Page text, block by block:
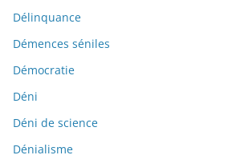
Délinquance
Démences séniles
Démocratie
Déni
Déni de science
Dénialisme